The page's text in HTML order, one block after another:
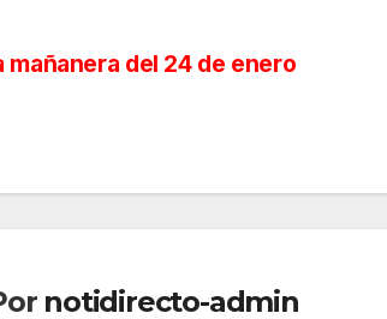
mañanera del 24 de enero
notidirecto-admin